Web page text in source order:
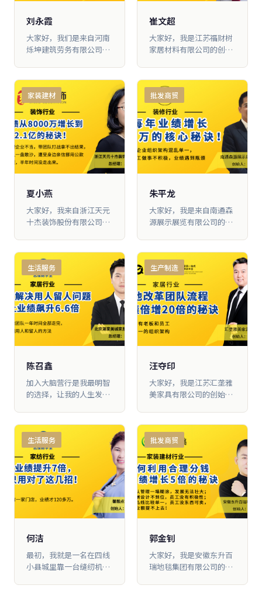
现了比原来多9倍 的业绩
也都是忙忙碌碌的，可大
家忙得没有目的，事做得
没有章法，公司利润 每况
愈下。我意识到公司发展
态下越 陷越深，我不知道
在这种煎熬下，自己还能
坚持多久
刘永霞
大家好，我们是来自河南
烁坤建筑劳务有限公司的
脑营行，在2019年4月份
进入“思维商学堂”进行
学习。通过这一年多 的学
习和机制落地，我们终于
扭转了人们对农民工的偏
见和印象。
崔文超
大家好，我是江苏福财树
家居材料有限公司的创始
2016年我就知道大脑营行
了，但是没有来学习，因
为那时候我一年赚两三百
万很轻 松，我觉得不听课
也能干得不错。2018年我
投资1000万打造福财树品
牌，结果经营还不 到1年
时间，公司就濒临破产
的能力有限，支撑不了新
品牌带 来的新挑战。现在
挺后悔，当时没有早点来
学习，否则也不至于栽这
家装建材
夏小燕
大家好，我来自浙江天元
十杰装饰股份有限公司，
2017年，跟了我三年多的
助理贪污，挪用公司600
万公款，这件事对我 内心
的打击很大，差不多用了
半年时间，我才从低落的
情绪中走出来。我想一定
是公司 管理出了问题，制
度上有了漏洞，才让他有
批发商贸
朱平龙
大家好，我是来自南通森
源展示展览有限公司的朱
已经有16年的时间。自
2018年加入大脑营行以
来，公司每年都能保持
1000万元左右的业绩增
长，即使在疫情期间，增
长速度也没有减弱，这一
切都离不开大 脑营行对我
们的帮助。这几年森源的
在公司里面导入了所学内
容，包括团队板块、产品
板块和营销板块
生活服务
陈召鑫
加入大脑营行是我最明智
的选择，让我的人生发生
会了如何利用机制用人和
留人，如何更好地经营公
司。公 司业绩从当初的每
年1500万元，逐渐增长到
1个亿。接下来，我就为
大家分享，我如何 用3年
时间，业绩暴增6.6倍的秘
生产制造
汪夺印
大家好，我是江苏汇垄雅
美家具有限公司的创始人
有21年的时间了。2017年
我开始学习《商业思维》
课程，让我们公司 的业绩
从每年300万做到了2000
万，学完《系统思维》课
程之后，业绩又从每年
2000万 飙升到6000万，
是最初的20倍。总的来
好，把政策和机制改革
好，业绩肯定能实现暴涨
生活服务
何洁
最初，我就是一名在四线
小县城里靠一台缝纫机做
批发商贸
郭金钊
大家好，我是安徽东升百
瑞地毯集团有限公司的创